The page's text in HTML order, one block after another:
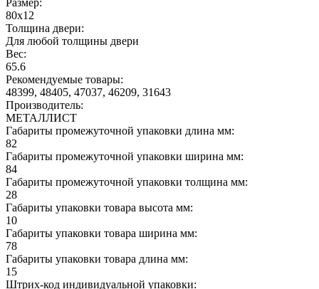
80x12
Толщина двери:
Для любой толщины двери
Вес:
65.6
Рекомендуемые товары:
48399, 48405, 47037, 46209, 31643
Производитель:
МЕТАЛЛИСТ
Габариты промежуточной упаковки длина мм:
82
Габариты промежуточной упаковки ширина мм:
84
Габариты промежуточной упаковки толщина мм:
28
Габариты упаковки товара высота мм:
10
Габариты упаковки товара ширина мм:
78
Габариты упаковки товара длина мм:
15
Штрих-код индивидуальной упаковки: